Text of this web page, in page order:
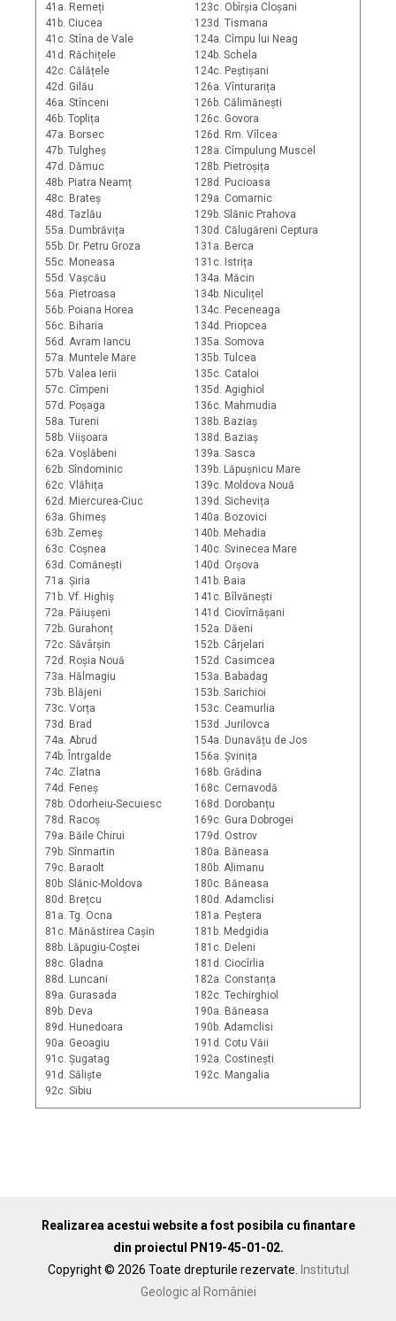
41a. Remeți
41b. Ciucea
41c. Stîna de Vale
41d. Răchițele
42c. Călățele
42d. Gilău
46a. Stînceni
46b. Toplița
47a. Borsec
47b. Tulgheș
47d. Dămuc
48b. Piatra Neamț
48c. Brateș
48d. Tazlău
55a. Dumbrăvița
55b. Dr. Petru Groza
55c. Moneasa
55d. Vașcău
56a. Pietroasa
56b. Poiana Horea
56c. Biharia
56d. Avram Iancu
57a. Muntele Mare
57b. Valea Ierii
57c. Cîmpeni
57d. Poșaga
58a. Tureni
58b. Viișoara
62a. Voșlăbeni
62b. Sîndominic
62c. Vlăhița
62d. Miercurea-Ciuc
63a. Ghimeș
63b. Zemeș
63c. Coșnea
63d. Comănești
71a. Șiria
71b. Vf. Highiș
72a. Păiușeni
72b. Gurahonț
72c. Săvârșin
72d. Roșia Nouă
73a. Hălmagiu
73b. Blăjeni
73c. Vorța
73d. Brad
74a. Abrud
74b. Întrgalde
74c. Zlatna
74d. Feneș
78b. Odorheiu-Secuiesc
78d. Racoș
79a. Băile Chirui
79b. Sînmartin
79c. Baraolt
80b. Slănic-Moldova
80d. Brețcu
81a. Tg. Ocna
81c. Mănăstirea Cașin
88b. Lăpugiu-Coștei
88c. Gladna
88d. Luncani
89a. Gurasada
89b. Deva
89d. Hunedoara
90a. Geoagiu
91c. Șugatag
91d. Săliște
92c. Sibiu
123c. Obîrșia Cloșani
123d. Tismana
124a. Cîmpu lui Neag
124b. Schela
124c. Peștișani
126a. Vînturarița
126b. Călimănești
126c. Govora
126d. Rm. Vîlcea
128a. Cîmpulung Muscel
128b. Pietroșița
128d. Pucioasa
129a. Comarnic
129b. Slănic Prahova
130d. Călugăreni Ceptura
131a. Berca
131c. Istrița
134a. Măcin
134b. Niculițel
134c. Peceneaga
134d. Priopcea
135a. Somova
135b. Tulcea
135c. Cataloi
135d. Agighiol
136c. Mahmudia
138b. Baziaș
138d. Baziaș
139a. Sasca
139b. Lăpușnicu Mare
139c. Moldova Nouă
139d. Sichevița
140a. Bozovici
140b. Mehadia
140c. Svinecea Mare
140d. Orșova
141b. Baia
141c. Bîlvănești
141d. Ciovîrnășani
152a. Dăeni
152b. Cârjelari
152d. Casimcea
153a. Babadag
153b. Sarichioi
153c. Ceamurlia
153d. Jurilovca
154a. Dunavățu de Jos
156a. Șvinița
168b. Grădina
168c. Cernavodă
168d. Dorobanțu
169c. Gura Dobrogei
179d. Ostrov
180a. Băneasa
180b. Alimanu
180c. Băneasa
180d. Adamclisi
181a. Peștera
181b. Medgidia
181c. Deleni
181d. Ciocîrlia
182a. Constanța
182c. Techirghiol
190a. Băneasa
190b. Adamclisi
191d. Cotu Văii
192a. Costinești
192c. Mangalia
Realizarea acestui website a fost posibila cu finantare
din proiectul PN19-45-01-02.
Copyright © 2026 Toate drepturile rezervate. Institutul
Geologic al României